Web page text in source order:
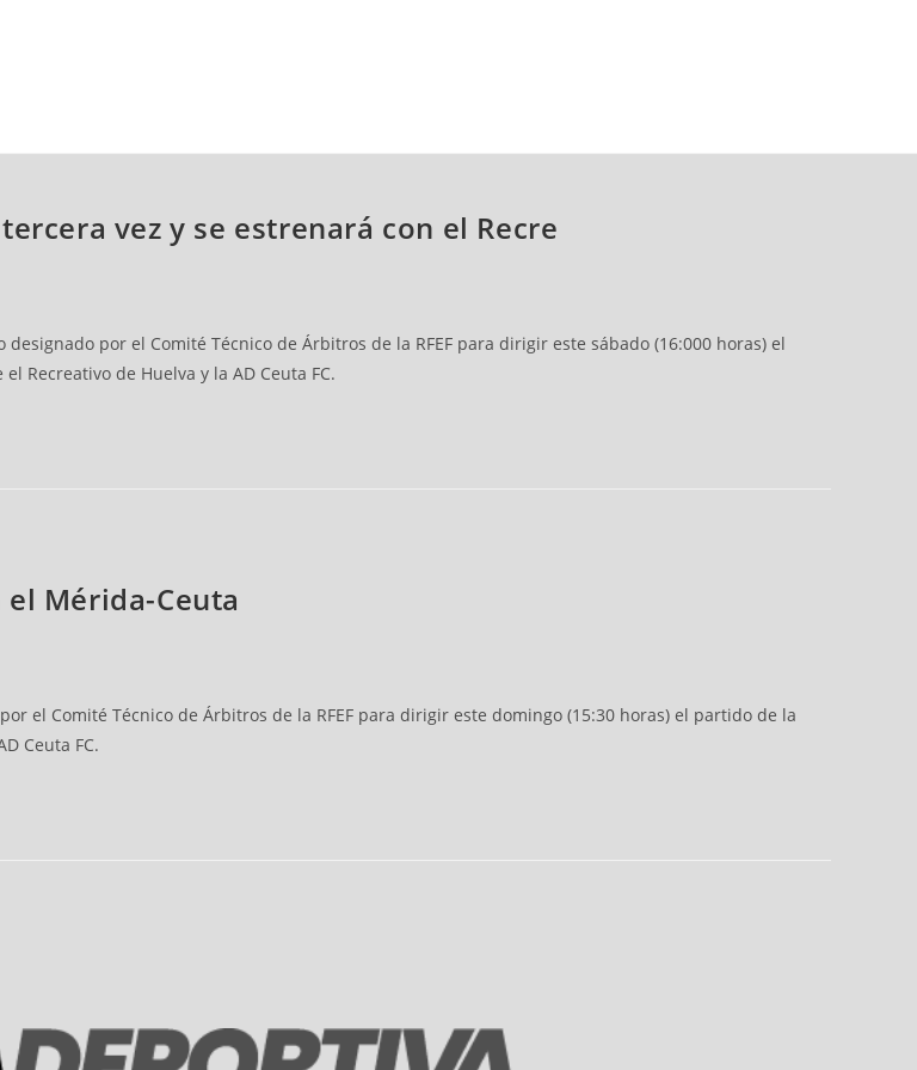
vez y se estrenará con el Recre
por el Comité Técnico de Árbitros de la RFEF para dirigir este sábado (16:000 horas) el
Recreativo de Huelva y la AD Ceuta FC.
Mérida-Ceuta
el Comité Técnico de Árbitros de la RFEF para dirigir este domingo (15:30 horas) el partido de la
Ceuta FC.